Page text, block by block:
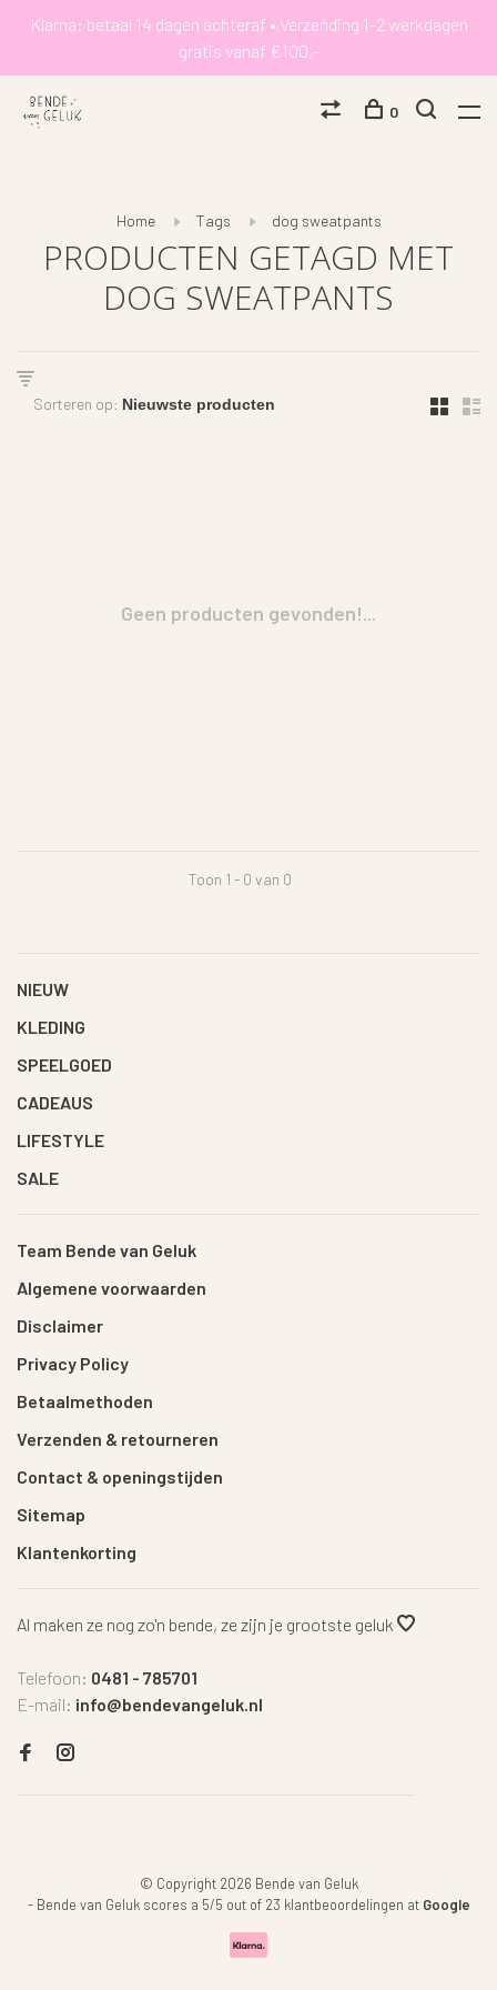
Klarna: betaal 14 dagen achteraf • Verzending 1-2 werkdagen
gratis vanaf €100,-
0
Home Tags dog sweatpants
PRODUCTEN GETAGD MET
DOG SWEATPANTS
Sorteren op:
Geen producten gevonden!...
Toon 1 - 0 van 0
NIEUW
KLEDING
SPEELGOED
CADEAUS
LIFESTYLE
SALE
Team Bende van Geluk
Algemene voorwaarden
Disclaimer
Privacy Policy
Betaalmethoden
Verzenden & retourneren
Contact & openingstijden
Sitemap
Klantenkorting
Al maken ze nog zo'n bende, ze zijn je grootste geluk
Telefoon: 0481 - 785701
E-mail: info@bendevangeluk.nl
© Copyright 2026 Bende van Geluk
- Bende van Geluk scores a 5/5 out of 23 klantbeoordelingen at Google